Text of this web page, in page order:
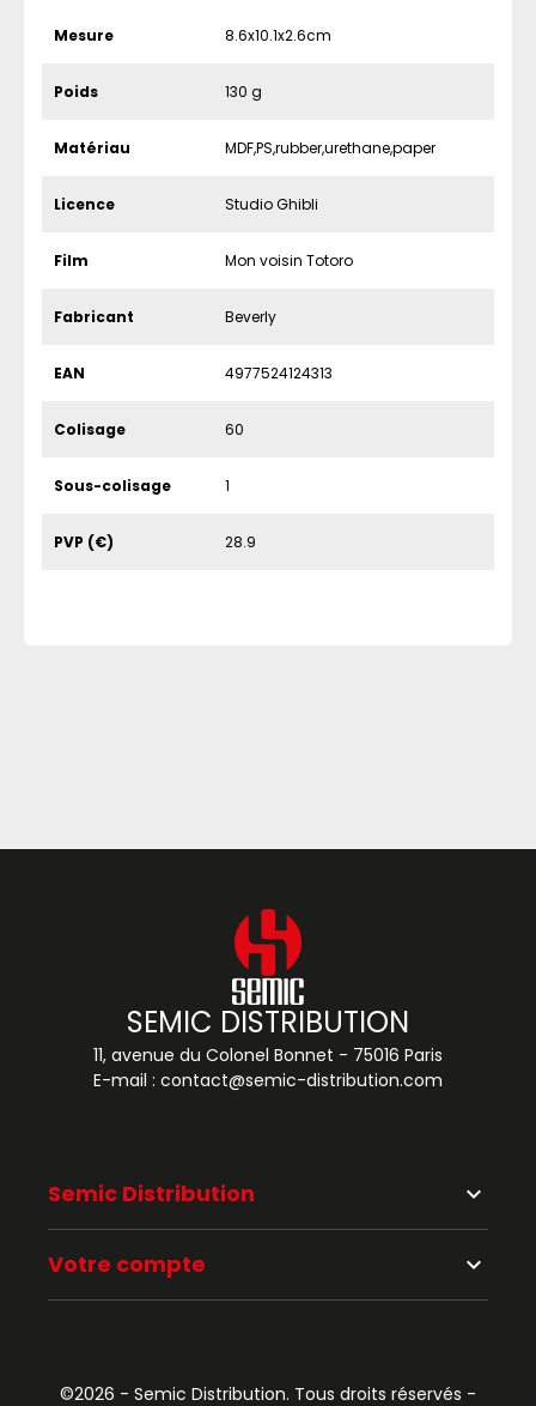
Mesure 8.6x10.1x2.6cm
Poids 130 g
Matériau MDF,PS,rubber,urethane,paper
Licence Studio Ghibli
Film Mon voisin Totoro
Fabricant Beverly
EAN 4977524124313
Colisage 60
Sous-colisage 1
PVP (€) 28.9
Semic Distribution keyboard_arrow_down
Votre compte keyboard_arrow_down
SEMIC DISTRIBUTION
11, avenue du Colonel Bonnet - 75016 Paris
E-mail : contact@semic-distribution.com
©2026 - Semic Distribution. Tous droits réservés -